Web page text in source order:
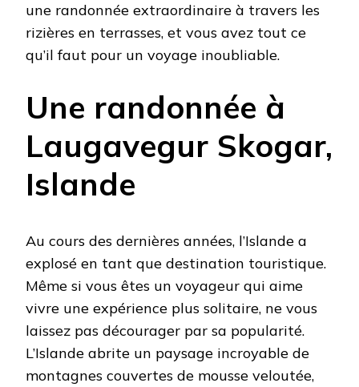
une randonnée extraordinaire à travers les
rizières en terrasses, et vous avez tout ce
qu’il faut pour un voyage inoubliable.
Une randonnée à
Laugavegur Skogar,
Islande
Au cours des dernières années, l’Islande a
explosé en tant que destination touristique.
Même si vous êtes un voyageur qui aime
vivre une expérience plus solitaire, ne vous
laissez pas décourager par sa popularité.
L’Islande abrite un paysage incroyable de
montagnes couvertes de mousse veloutée,